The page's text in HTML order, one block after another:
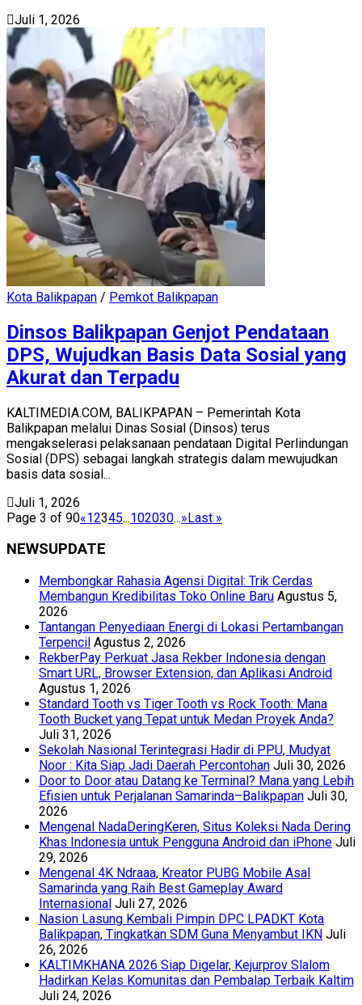
Juli 1, 2026
Kota Balikpapan / Pemkot Balikpapan
Dinsos Balikpapan Genjot Pendataan
DPS, Wujudkan Basis Data Sosial yang
Akurat dan Terpadu
KALTIMEDIA.COM, BALIKPAPAN – Pemerintah Kota
Balikpapan melalui Dinas Sosial (Dinsos) terus
mengakselerasi pelaksanaan pendataan Digital Perlindungan
Sosial (DPS) sebagai langkah strategis dalam mewujudkan
basis data sosial...
Juli 1, 2026
Page 3 of 90«12345...102030...»Last »
NEWSUPDATE
Membongkar Rahasia Agensi Digital: Trik Cerdas
Membangun Kredibilitas Toko Online Baru Agustus 5,
2026
Tantangan Penyediaan Energi di Lokasi Pertambangan
Terpencil Agustus 2, 2026
RekberPay Perkuat Jasa Rekber Indonesia dengan
Smart URL, Browser Extension, dan Aplikasi Android
Agustus 1, 2026
Standard Tooth vs Tiger Tooth vs Rock Tooth: Mana
Tooth Bucket yang Tepat untuk Medan Proyek Anda?
Juli 31, 2026
Sekolah Nasional Terintegrasi Hadir di PPU, Mudyat
Noor : Kita Siap Jadi Daerah Percontohan Juli 30, 2026
Door to Door atau Datang ke Terminal? Mana yang Lebih
Efisien untuk Perjalanan Samarinda–Balikpapan Juli 30,
2026
Mengenal NadaDeringKeren, Situs Koleksi Nada Dering
Khas Indonesia untuk Pengguna Android dan iPhone Juli
29, 2026
Mengenal 4K Ndraaa, Kreator PUBG Mobile Asal
Samarinda yang Raih Best Gameplay Award
Internasional Juli 27, 2026
Nasion Lasung Kembali Pimpin DPC LPADKT Kota
Balikpapan, Tingkatkan SDM Guna Menyambut IKN Juli
26, 2026
KALTIMKHANA 2026 Siap Digelar, Kejurprov Slalom
Hadirkan Kelas Komunitas dan Pembalap Terbaik Kaltim
Juli 24, 2026